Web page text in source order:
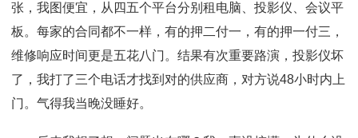
张，我图便宜，从四五个平台分别租电脑、投影仪、会议平
板。每家的合同都不一样，有的押二付一，有的押一付三，
维修响应时间更是五花八门。结果有次重要路演，投影仪坏
了，我打了三个电话才找到对的供应商，对方说48小时内上
门。气得我当晚没睡好。